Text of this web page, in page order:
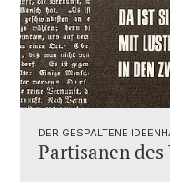
DER GESPALTENE
Partisanen des